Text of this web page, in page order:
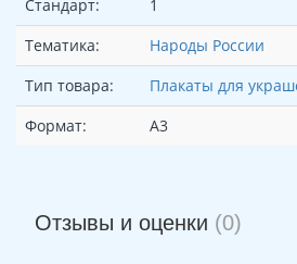
Стандарт:
1
Тематика:
Народы России
Тип товара:
Плакаты для
Формат:
А3
Отзывы и оценки (0)